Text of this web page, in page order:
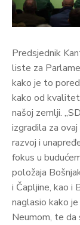
Predsjednik
liste za
kako je to
kako od
našoj zemlji.
izgradila za
razvoj i
fokus u
položaja
i Čapljine, kao i
naglasio kako
Neumom, te da